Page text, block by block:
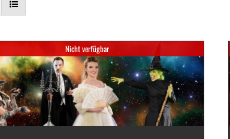
Nicht verfügbar
DETAILS